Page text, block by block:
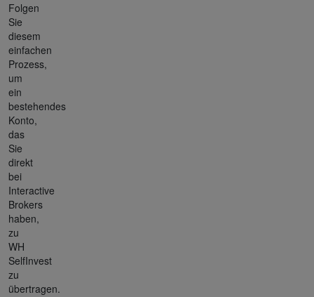
Folgen
Sie
diesem
einfachen
Prozess,
um
ein
bestehendes
Konto,
das
Sie
direkt
bei
Interactive
Brokers
haben,
zu
WH
SelfInvest
zu
übertragen.